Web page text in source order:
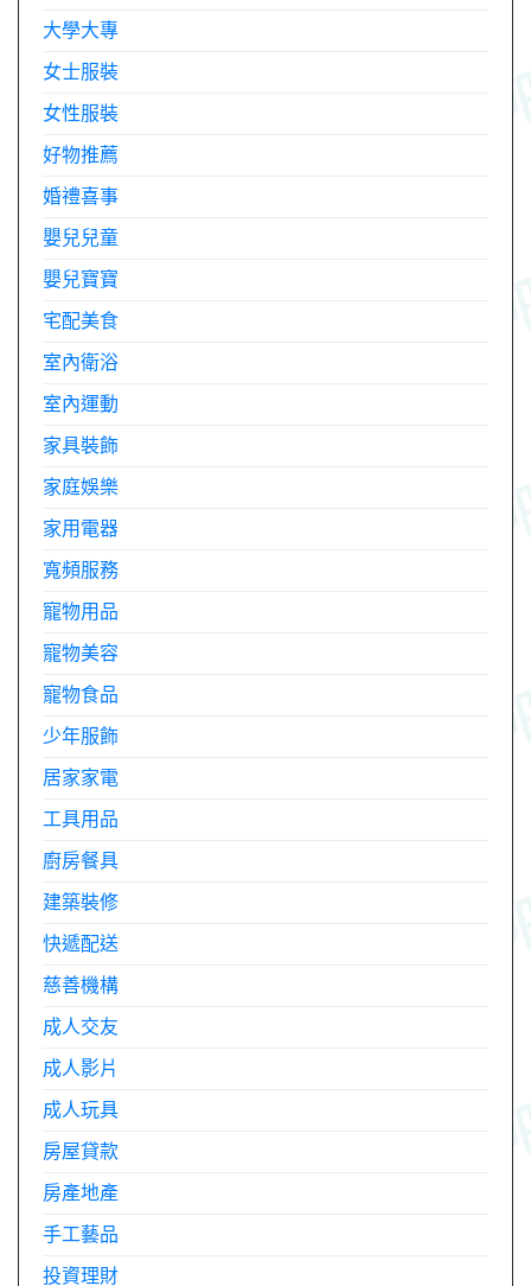
大學大專
女士服裝
女性服裝
好物推薦
婚禮喜事
嬰兒兒童
嬰兒寶寶
宅配美食
室內衛浴
室內運動
家具裝飾
家庭娛樂
家用電器
寬頻服務
寵物用品
寵物美容
寵物食品
少年服飾
居家家電
工具用品
廚房餐具
建築裝修
快遞配送
慈善機構
成人交友
成人影片
成人玩具
房屋貸款
房產地產
手工藝品
投資理財